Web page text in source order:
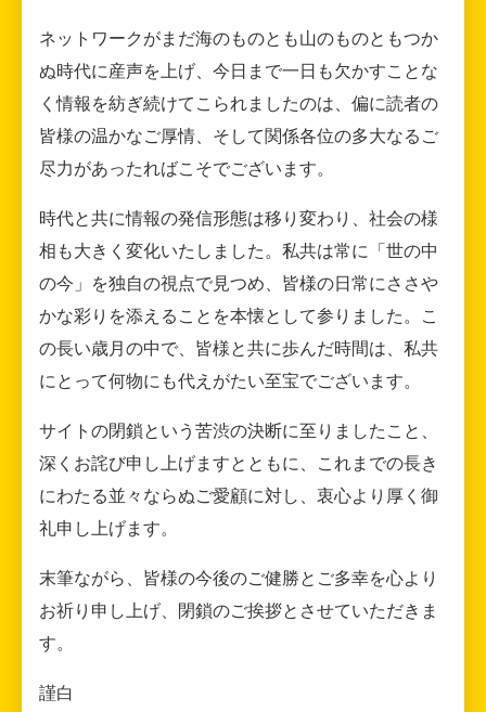
ネットワークがまだ海のものとも山のものともつか
ぬ時代に産声を上げ、今日まで一日も欠かすことな
く情報を紡ぎ続けてこられましたのは、偏に読者の
皆様の温かなご厚情、そして関係各位の多大なるご
尽力があったればこそでございます。
時代と共に情報の発信形態は移り変わり、社会の様
相も大きく変化いたしました。私共は常に「世の中
の今」を独自の視点で見つめ、皆様の日常にささや
かな彩りを添えることを本懐として参りました。こ
の長い歳月の中で、皆様と共に歩んだ時間は、私共
にとって何物にも代えがたい至宝でございます。
サイトの閉鎖という苦渋の決断に至りましたこと、
深くお詫び申し上げますとともに、これまでの長き
にわたる並々ならぬご愛顧に対し、衷心より厚く御
礼申し上げます。
末筆ながら、皆様の今後のご健勝とご多幸を心より
お祈り申し上げ、閉鎖のご挨拶とさせていただきま
す。
謹白